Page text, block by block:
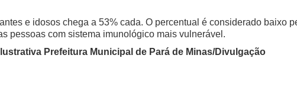
e idosos chega a 53% cada. O percentual é considerado baixo
pessoas com sistema imunológico mais vulnerável.
Prefeitura Municipal de Pará de Minas/Divulgação